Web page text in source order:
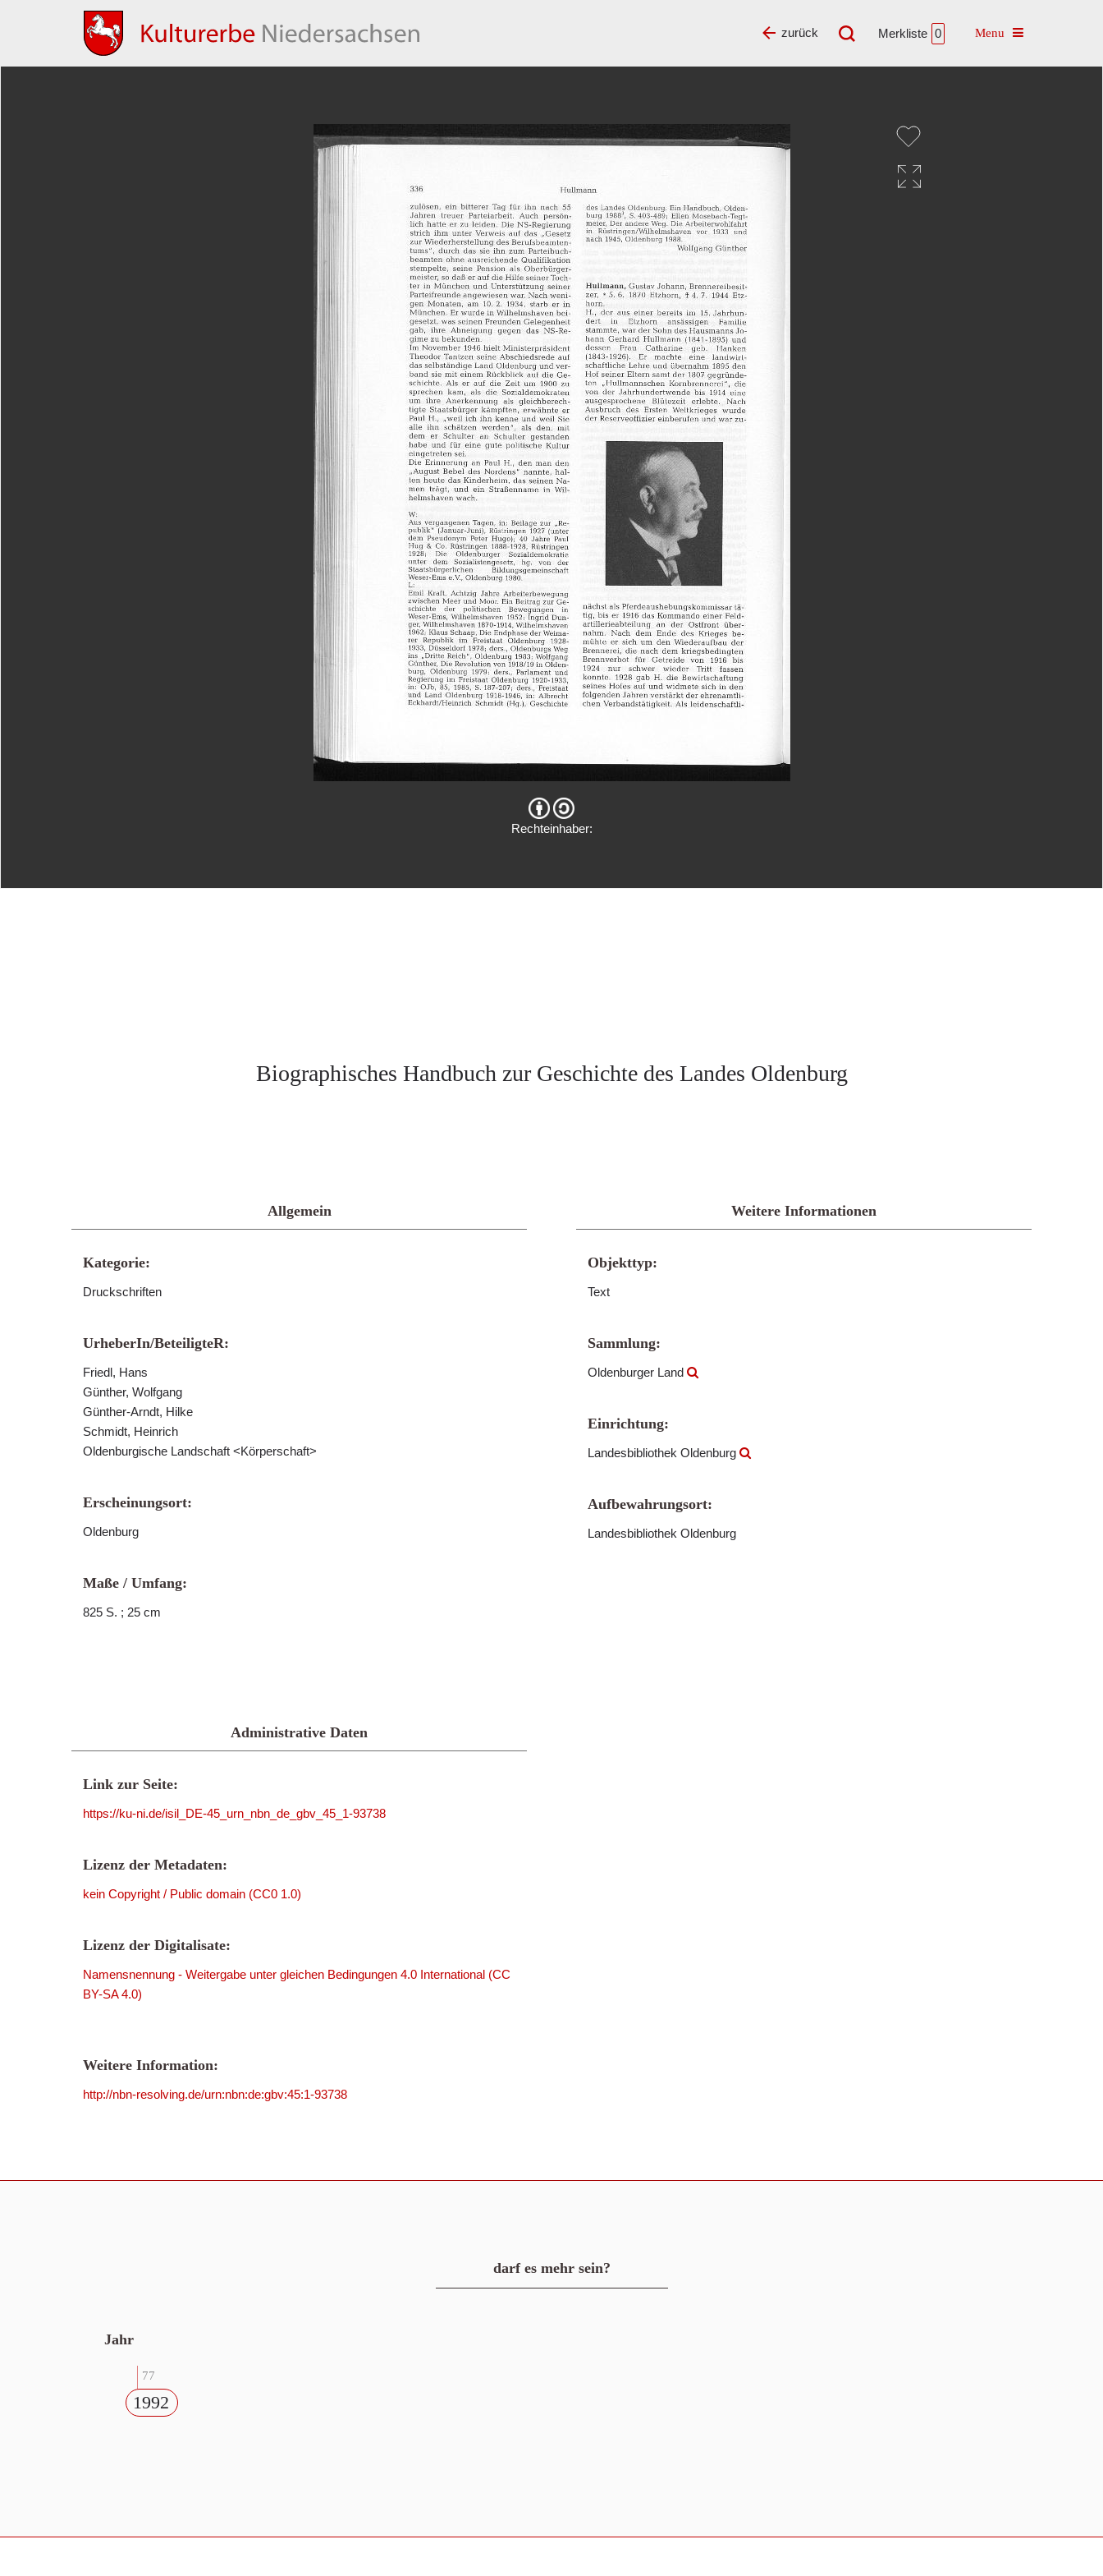
Merkliste 0 Toggle navigation
zurück
Rechteinhaber:
Biographisches Handbuch zur Geschichte des Landes Oldenburg
Allgemein
Kategorie:
Druckschriften
UrheberIn/BeteiligteR:
Friedl, Hans
Günther, Wolfgang
Günther-Arndt, Hilke
Schmidt, Heinrich
Oldenburgische Landschaft <Körperschaft>
Erscheinungsort:
Oldenburg
Maße / Umfang:
825 S. ; 25 cm
Weitere Informationen
Objekttyp:
Text
Sammlung:
Oldenburger Land
Einrichtung:
Landesbibliothek Oldenburg
Aufbewahrungsort:
Landesbibliothek Oldenburg
Administrative Daten
Link zur Seite:
https://ku-ni.de/isil_DE-45_urn_nbn_de_gbv_45_1-93738
Lizenz der Metadaten:
kein Copyright / Public domain (CC0 1.0)
Lizenz der Digitalisate:
Namensnennung - Weitergabe unter gleichen Bedingungen 4.0 International (CC
BY-SA 4.0)
Weitere Information:
http://nbn-resolving.de/urn:nbn:de:gbv:45:1-93738
darf es mehr sein?
Jahr
77
1992